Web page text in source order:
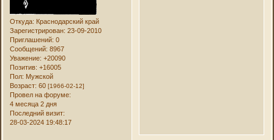
Откуда: Краснодарский край
Зарегистрирован: 23-09-2010
Приглашений: 0
Сообщений: 8967
Уважение: +20090
Позитив: +16005
Пол: Мужской
Возраст: 60[1966-02-12]
Провел на форуме:
4 месяца 2 дня
Последний визит:
28-03-2024 19:48:17